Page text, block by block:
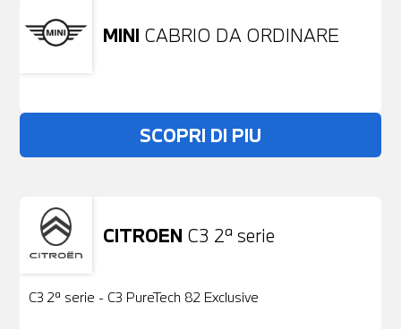
MINI CABRIO DA ORDINARE
SCOPRI DI PIU
CITROEN C3 2ª serie
Usato
C3 2ª serie - C3 PureTech 82 Exclusive